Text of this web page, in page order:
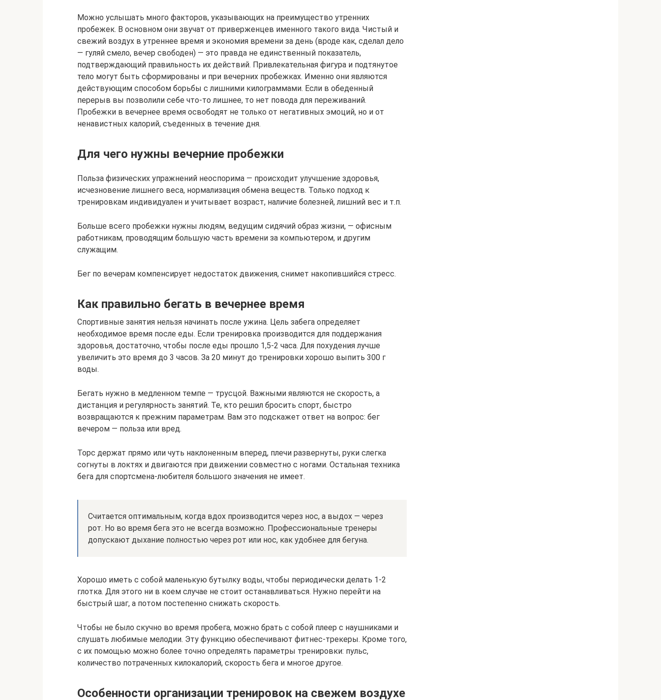
Можно услышать много факторов, указывающих на преимущество утренних
пробежек. В основном они звучат от приверженцев именного такого вида. Чистый и
свежий воздух в утреннее время и экономия времени за день (вроде как, сделал дело
— гуляй смело, вечер свободен) — это правда не единственный показатель,
подтверждающий правильность их действий. Привлекательная фигура и подтянутое
тело могут быть сформированы и при вечерних пробежках. Именно они являются
действующим способом борьбы с лишними килограммами. Если в обеденный
перерыв вы позволили себе что-то лишнее, то нет повода для переживаний.
Пробежки в вечернее время освободят не только от негативных эмоций, но и от
ненавистных калорий, съеденных в течение дня.
Для чего нужны вечерние пробежки
Польза физических упражнений неоспорима — происходит улучшение здоровья,
исчезновение лишнего веса, нормализация обмена веществ. Только подход к
тренировкам индивидуален и учитывает возраст, наличие болезней, лишний вес и т.п.
Больше всего пробежки нужны людям, ведущим сидячий образ жизни, — офисным
работникам, проводящим большую часть времени за компьютером, и другим
служащим.
Бег по вечерам компенсирует недостаток движения, снимет накопившийся стресс.
Как правильно бегать в вечернее время
Спортивные занятия нельзя начинать после ужина. Цель забега определяет
необходимое время после еды. Если тренировка производится для поддержания
здоровья, достаточно, чтобы после еды прошло 1,5-2 часа. Для похудения лучше
увеличить это время до 3 часов. За 20 минут до тренировки хорошо выпить 300 г
воды.
Бегать нужно в медленном темпе — трусцой. Важными являются не скорость, а
дистанция и регулярность занятий. Те, кто решил бросить спорт, быстро
возвращаются к прежним параметрам. Вам это подскажет ответ на вопрос: бег
вечером — польза или вред.
Торс держат прямо или чуть наклоненным вперед, плечи развернуты, руки слегка
согнуты в локтях и двигаются при движении совместно с ногами. Остальная техника
бега для спортсмена-любителя большого значения не имеет.
Считается оптимальным, когда вдох производится через нос, а выдох — через
рот. Но во время бега это не всегда возможно. Профессиональные тренеры
допускают дыхание полностью через рот или нос, как удобнее для бегуна.
Хорошо иметь с собой маленькую бутылку воды, чтобы периодически делать 1-2
глотка. Для этого ни в коем случае не стоит останавливаться. Нужно перейти на
быстрый шаг, а потом постепенно снижать скорость.
Чтобы не было скучно во время пробега, можно брать с собой плеер с наушниками и
слушать любимые мелодии. Эту функцию обеспечивают фитнес-трекеры. Кроме того,
с их помощью можно более точно определять параметры тренировки: пульс,
количество потраченных килокалорий, скорость бега и многое другое.
Особенности организации тренировок на свежем воздухе